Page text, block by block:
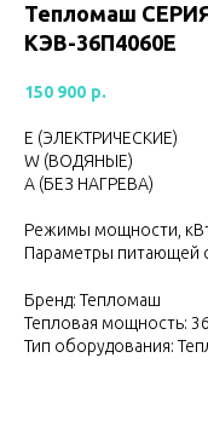
Тепломаш
КЭВ-36П4060Е
150 900 р.
Е (ЭЛЕКТРИЧЕСКИЕ)
W (ВОДЯНЫЕ)
А (БЕЗ НАГРЕВА)
Режимы мощности,
Параметры питающей
Бренд: Тепломаш
Тепловая мощность:
Тип оборудования: